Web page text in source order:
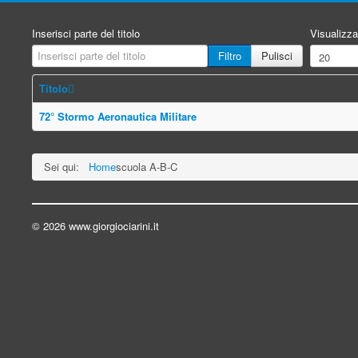
Inserisci parte del titolo
Filtro
Pulisci
Titolo
72° Stormo Aeronautica Militare
Sei qui: Homescuola A-B-C
© 2026 www.giorgiociarini.it